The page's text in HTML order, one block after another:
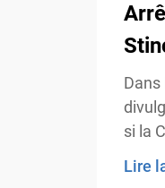
Dans
si la
Lire